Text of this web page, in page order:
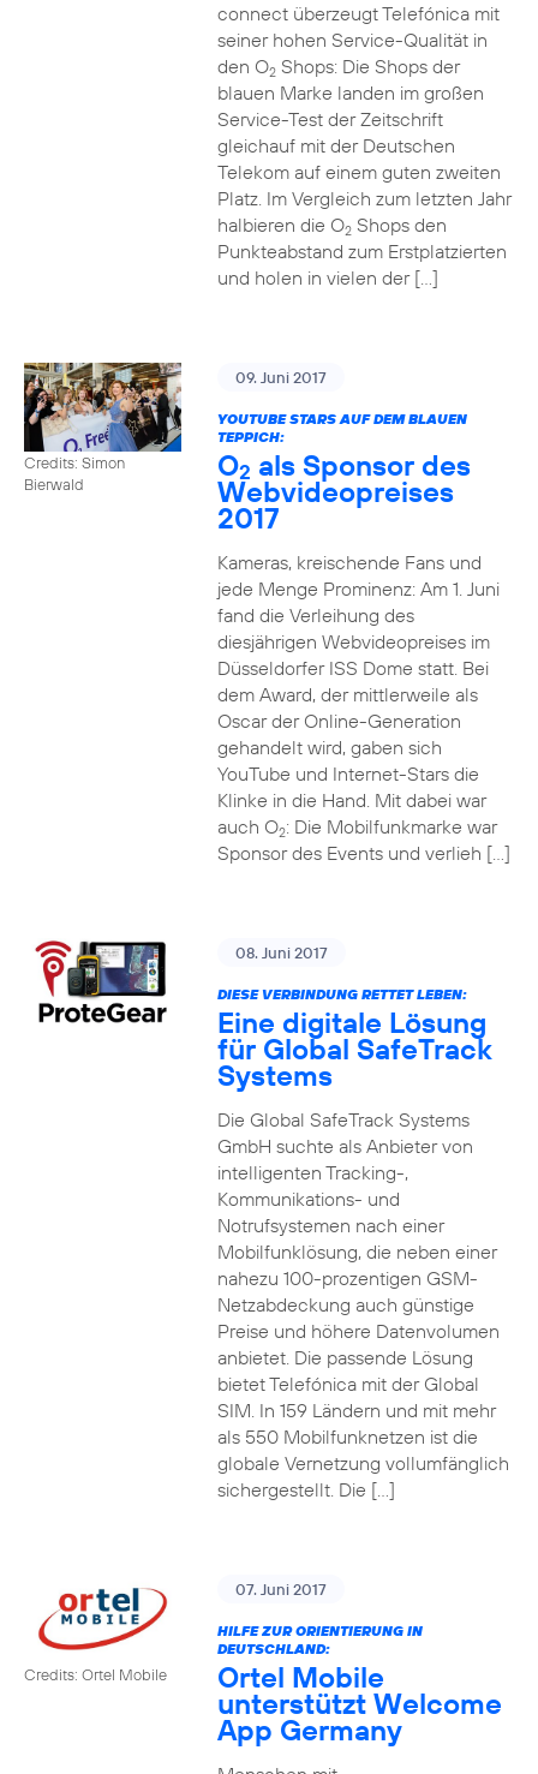
connect überzeugt Telefónica mit
seiner hohen Service-Qualität in
den O2Shops: Die Shops der
blauen Marke landen im großen
Service-Test der Zeitschrift
gleichauf mit der Deutschen
Telekom auf einem guten zweiten
Platz. Im Vergleich zum letzten Jahr
halbieren die O2Shops den
Punkteabstand zum Erstplatzierten
und holen in vielen der […]
Credits: Simon
Bierwald
09. Juni 2017
YOUTUBE STARS AUF DEM BLAUEN
TEPPICH:
O2 als Sponsor des
Webvideopreises
2017
Kameras, kreischende Fans und
jede Menge Prominenz: Am 1. Juni
fand die Verleihung des
diesjährigen Webvideopreises im
Düsseldorfer ISS Dome statt. Bei
dem Award, der mittlerweile als
Oscar der Online-Generation
gehandelt wird, gaben sich
YouTube und Internet-Stars die
Klinke in die Hand. Mit dabei war
auch O2: Die Mobilfunkmarke war
Sponsor des Events und verlieh […]
08. Juni 2017
DIESE VERBINDUNG RETTET LEBEN:
Eine digitale Lösung
für Global SafeTrack
Systems
Die Global SafeTrack Systems
GmbH suchte als Anbieter von
intelligenten Tracking-,
Kommunikations- und
Notrufsystemen nach einer
Mobilfunklösung, die neben einer
nahezu 100-prozentigen GSM-
Netzabdeckung auch günstige
Preise und höhere Datenvolumen
anbietet. Die passende Lösung
bietet Telefónica mit der Global
SIM. In 159 Ländern und mit mehr
als 550 Mobilfunknetzen ist die
globale Vernetzung vollumfänglich
sichergestellt. Die […]
Credits: Ortel Mobile
07. Juni 2017
HILFE ZUR ORIENTIERUNG IN
DEUTSCHLAND:
Ortel Mobile
unterstützt Welcome
App Germany